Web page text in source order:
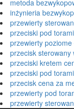
metoda
inżynieria
przewierty
przeciski pod
przewierty poziome
przecisk sterowany
przeciski kretem
przeciski pod
przecisk cena za
przewierty pod
przewierty